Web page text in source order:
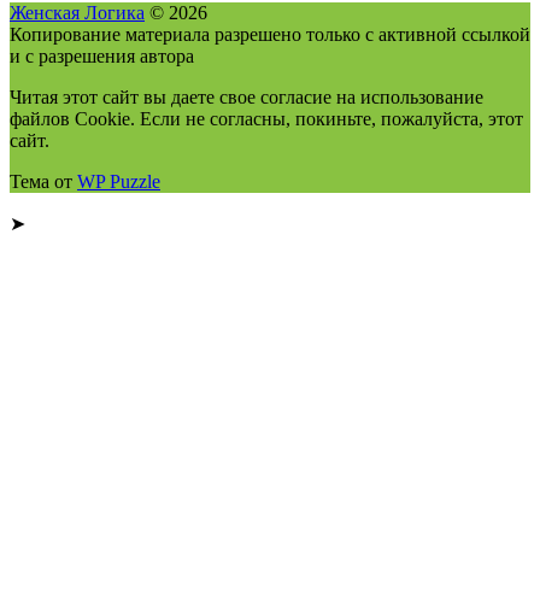
Женская Логика © 2026
Копирование материала разрешено только с активной ссылкой
и с разрешения автора
Читая этот сайт вы даете свое согласие на использование
файлов Cookie. Если не согласны, покиньте, пожалуйста, этот
сайт.
Тема от WP Puzzle
➤